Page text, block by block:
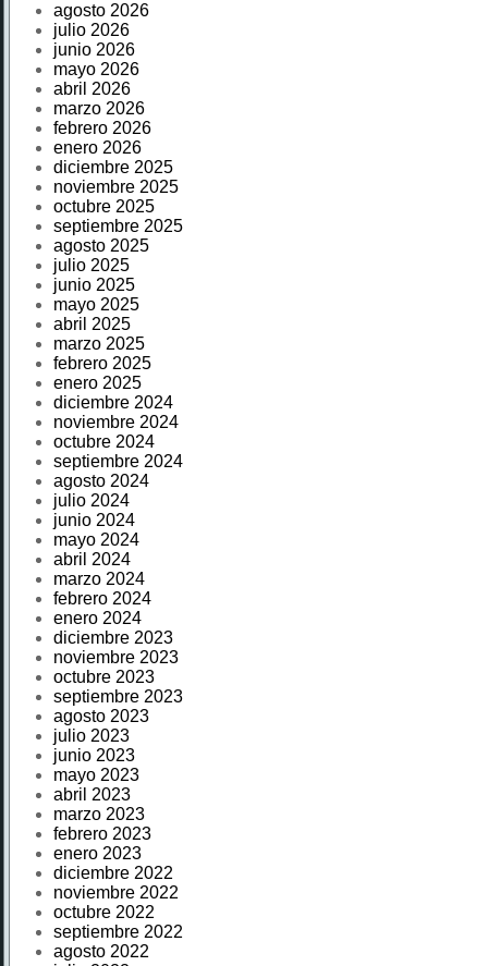
agosto 2026
julio 2026
junio 2026
mayo 2026
abril 2026
marzo 2026
febrero 2026
enero 2026
diciembre 2025
noviembre 2025
octubre 2025
septiembre 2025
agosto 2025
julio 2025
junio 2025
mayo 2025
abril 2025
marzo 2025
febrero 2025
enero 2025
diciembre 2024
noviembre 2024
octubre 2024
septiembre 2024
agosto 2024
julio 2024
junio 2024
mayo 2024
abril 2024
marzo 2024
febrero 2024
enero 2024
diciembre 2023
noviembre 2023
octubre 2023
septiembre 2023
agosto 2023
julio 2023
junio 2023
mayo 2023
abril 2023
marzo 2023
febrero 2023
enero 2023
diciembre 2022
noviembre 2022
octubre 2022
septiembre 2022
agosto 2022